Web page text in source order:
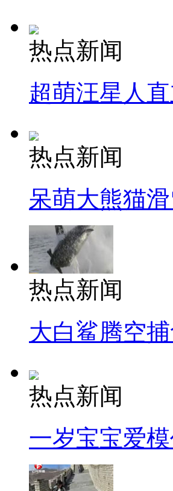
热点新闻
超萌汪星人
热点新闻
呆萌大熊猫
热点新闻
大白鲨腾空
热点新闻
一岁宝宝爱